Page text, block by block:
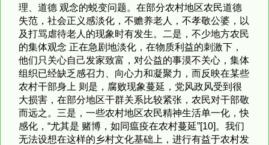
理、道德 观念的蜕变问题。在部分农村地区农民道德
失范，社会正义感淡化，不赡养老人，不孝敬公婆，以
及打骂虐待老人的现象时有发生。二是，不少地方农民
的集体观念 正在急剧地淡化，在物质利益的刺激下，
他们只关心自己发家致富，对公益的事漠不关心，集体
组织已经缺乏感召力、向心力和凝聚力，而反映在某些
农村干部身上 则是，腐败现象蔓延，党风政风受到很
大损害，在部分地区干群关系比较紧张，农民对干部敬
而远之。三是，一些农村地区农民精神生活单一化，快
感化，“尤其是 赌博，如同瘟疫在农村蔓延”[10]。我们
无法设想在这样的乡村文化基础上，进行有益于农村发